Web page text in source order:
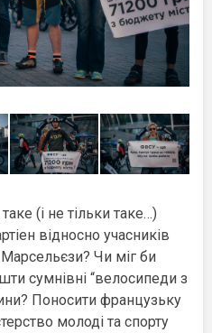
(і не тільки таке…)
відносно учасників
Чи міг би
сумнівні “велосипеди з
Поносити французьку
молоді та спорту